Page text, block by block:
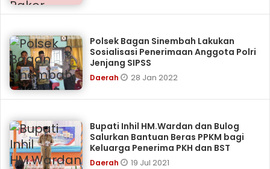
Polsek Bagan Sinembah Lakukan
Sosialisasi Penerimaan Anggota Polri
Jenjang SIPSS
Daerah 28 Jan 2022
Bupati Inhil HM.Wardan dan Bulog
Salurkan Bantuan Beras PPKM bagi
Keluarga Penerima PKH dan BST
Daerah 19 Jul 2021